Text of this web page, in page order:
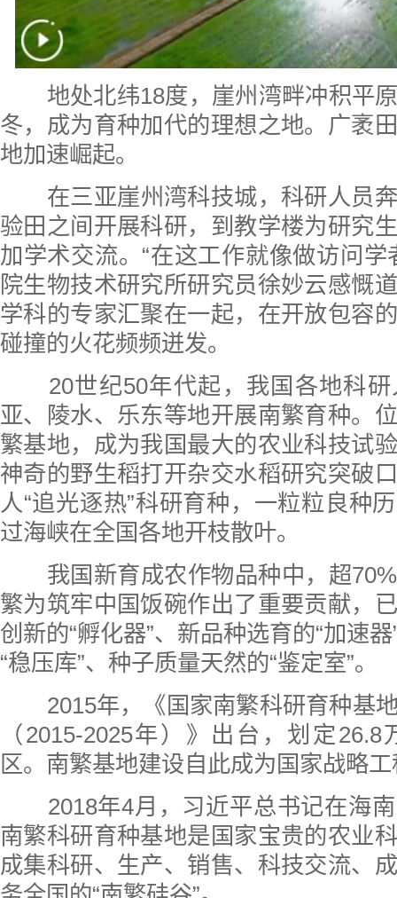
地处北纬18度，崖州湾畔冲积平
冬，成为育种加代的理想之地。广袤
地加速崛起。
在三亚崖州湾科技城，科研人员
验田之间开展科研，到教学楼为研究
加学术交流。“在这工作就像做访问学
院生物技术研究所研究员徐妙云感慨
学科的专家汇聚在一起，在开放包容
碰撞的火花频频迸发。
20世纪50年代起，我国各地科
亚、陵水、乐东等地开展南繁育种。
繁基地，成为我国最大的农业科技试
神奇的野生稻打开杂交水稻研究突破
人“追光逐热”科研育种，一粒粒良种
过海峡在全国各地开枝散叶。
我国新育成农作物品种中，超
繁为筑牢中国饭碗作出了重要贡献，
创新的“孵化器”、新品种选育的“加速
“稳压库”、种子质量天然的“鉴定室”。
2015年，《国家南繁科研育种基
（2015-2025年）》出台，划定
区。南繁基地建设自此成为国家战略
2018年4月，习近平总书记在海
南繁科研育种基地是国家宝贵的农业
成集科研、生产、销售、科技交流、